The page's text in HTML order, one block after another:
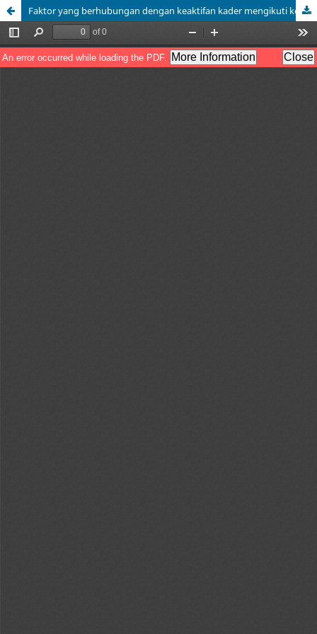
Faktor yang berhubungan dengan keaktifan kader mengikuti kegiatan posyandu di wilayah kerja Puskesmas Liukang Pangkep